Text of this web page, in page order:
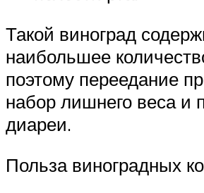
Такой виноград
наибольшее
поэтому переедание
набор лишнего веса и
диареи.
Польза виноградных